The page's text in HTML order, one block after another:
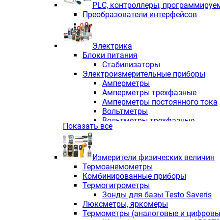
PLС, контроллеры,
Преобразователи интерфейсов
Электрика
Блоки питания
Стабилизаторы
Электроизмерительные приборы
Амперметры
Амперметры трехфазные
Амперметры постоянного тока
Вольтметры
Вольтметры трехфазные
Вольтметры постоянного тока
Индикаторы аналоговых
Измерители COS F
Комбинированные приборы
Комбинированные приборы
Комбинированные приборы
Анализаторы качества
Анализаторы мощности
Показать все
Измерители физических величин
Термоанемометры
Комбинированные приборы
Термогигрометры
Зонды для базы Testo Saveris
Люксметры, яркомеры
Термометры (аналоговые и